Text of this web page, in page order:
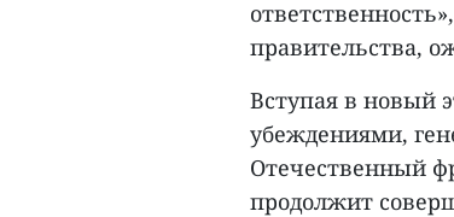
правительства,
Вступая в новый
убеждениями,
Отечественный
продолжит